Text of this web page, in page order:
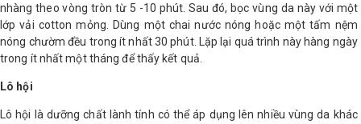
nhàng theo vòng tròn từ 5 -10 phút. Sau đó, bọc vùng da này với một
lớp vải cotton mỏng. Dùng một chai nước nóng hoặc một tấm nệm
nóng chườm đều trong ít nhất 30 phút. Lặp lại quá trình này hàng ngày
trong ít nhất một tháng để thấy kết quả.
Lô hội
Lô hội là dưỡng chất lành tính có thể áp dụng lên nhiều vùng da khác